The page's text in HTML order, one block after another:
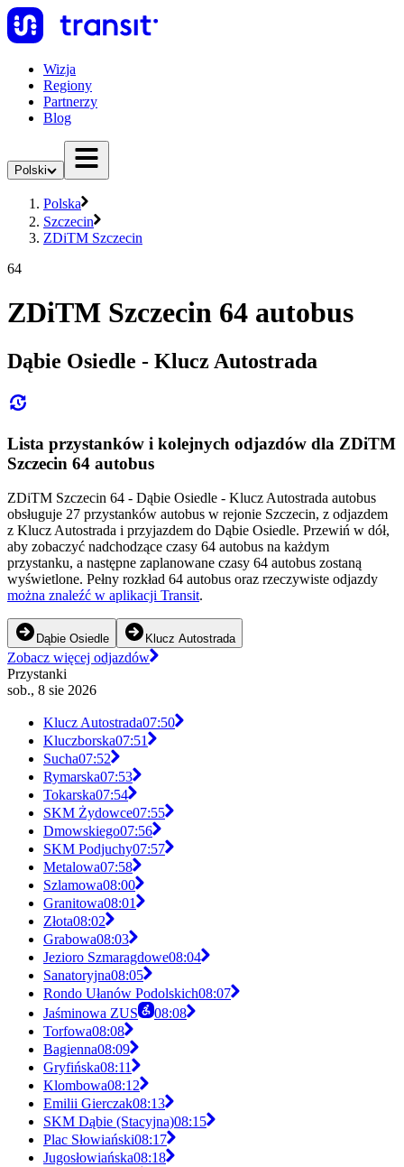
Wizja
Regiony
Partnerzy
Blog
Polski
Polska
Szczecin
ZDiTM Szczecin
64
ZDiTM Szczecin 64 autobus
Dąbie Osiedle - Klucz Autostrada
Lista przystanków i kolejnych odjazdów dla ZDiTM
Szczecin 64 autobus
ZDiTM Szczecin 64 - Dąbie Osiedle - Klucz Autostrada autobus
obsługuje 27 przystanków autobus w rejonie Szczecin, z odjazdem
z Klucz Autostrada i przyjazdem do Dąbie Osiedle. Przewiń w dół,
aby zobaczyć nadchodzące czasy 64 autobus na każdym
przystanku, a następne zaplanowane czasy 64 autobus zostaną
wyświetlone. Pełny rozkład 64 autobus oraz rzeczywiste odjazdy
można znaleźć w aplikacji Transit.
Dąbie Osiedle Klucz Autostrada
Zobacz więcej odjazdów
Przystanki
sob., 8 sie 2026
Klucz Autostrada07:50
Kluczborska07:51
Sucha07:52
Rymarska07:53
Tokarska07:54
SKM Żydowce07:55
Dmowskiego07:56
SKM Podjuchy07:57
Metalowa07:58
Szlamowa08:00
Granitowa08:01
Złota08:02
Grabowa08:03
Jezioro Szmaragdowe08:04
Sanatoryjna08:05
Rondo Ułanów Podolskich08:07
Jaśminowa ZUS
08:08
Torfowa08:08
Bagienna08:09
Gryfińska08:11
Klombowa08:12
Emilii Gierczak08:13
SKM Dąbie (Stacyjna)08:15
Plac Słowiański08:17
Jugosłowiańska08:18